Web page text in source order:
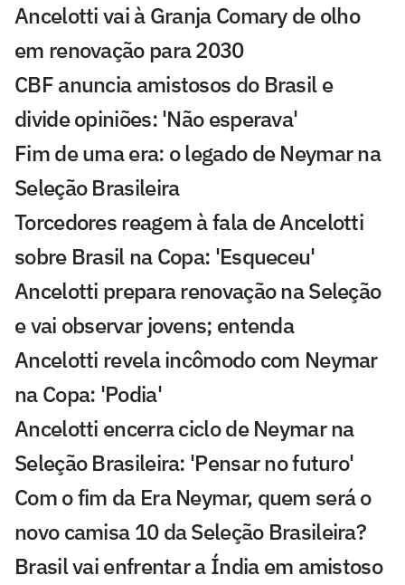
Ancelotti vai à Granja Comary de olho
em renovação para 2030
CBF anuncia amistosos do Brasil e
divide opiniões: 'Não esperava'
Fim de uma era: o legado de Neymar na
Seleção Brasileira
Torcedores reagem à fala de Ancelotti
sobre Brasil na Copa: 'Esqueceu'
Ancelotti prepara renovação na Seleção
e vai observar jovens; entenda
Ancelotti revela incômodo com Neymar
na Copa: 'Podia'
Ancelotti encerra ciclo de Neymar na
Seleção Brasileira: 'Pensar no futuro'
Com o fim da Era Neymar, quem será o
novo camisa 10 da Seleção Brasileira?
Brasil vai enfrentar a Índia em amistoso